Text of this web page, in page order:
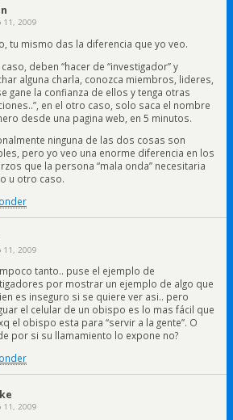
11, 2009
tu mismo das la diferencia que yo veo.
caso, deben “hacer de “investigador” y
alguna charla, conozca miembros, lideres,
gane la confianza de ellos y tenga otras
en el otro caso, solo saca el nombre
desde una pagina web, en 5 minutos.
ninguna de las dos cosas son
pero yo veo una enorme diferencia en los
que la persona “mala onda” necesitaria
u otro caso.
11, 2009
tanto.. puse el ejemplo de
por mostrar un ejemplo de algo que
es inseguro si se quiere ver asi.. pero
el celular de un obispo es lo mas fácil que
el obispo esta para “servir a la gente”. O
por si su llamamiento lo expone no?
11, 2009